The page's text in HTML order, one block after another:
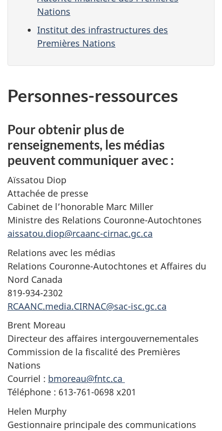
Nations
Institut des infrastructures des
Premières Nations
Personnes-ressources
Pour obtenir plus de
renseignements, les médias
peuvent communiquer avec :
Aïssatou Diop
Attachée de presse
Cabinet de l’honorable Marc Miller
Ministre des Relations Couronne-Autochtones
aissatou.diop@rcaanc-cirnac.gc.ca
Relations avec les médias
Relations Couronne-Autochtones et Affaires du
Nord Canada
819-934-2302
RCAANC.media.CIRNAC@sac-isc.gc.ca
Brent Moreau
Directeur des affaires intergouvernementales
Commission de la fiscalité des Premières
Nations
Courriel : bmoreau@fntc.ca
Téléphone : 613-761-0698 x201
Helen Murphy
Gestionnaire principale des communications